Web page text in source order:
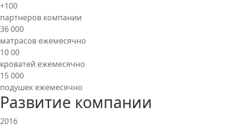
+100
партнеров компании
36 000
матрасов ежемесячно
10 00
кроватей ежемесячно
15 000
подушек ежемесячно
Развитие компании
2016